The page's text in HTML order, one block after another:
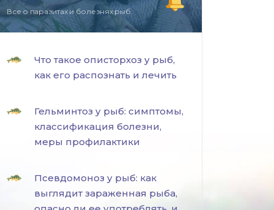
Все о паразитах и болезнях рыб.
Что такое описторхоз у рыб,
как его распознать и лечить
Гельминтоз у рыб: симптомы,
классификация болезни,
меры профилактики
Псевдомоноз у рыб: как
выглядит зараженная рыба,